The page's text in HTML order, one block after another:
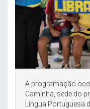
A programação
Caminha, sede do
Língua Portuguesa